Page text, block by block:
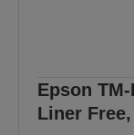
Epson
Liner Free,